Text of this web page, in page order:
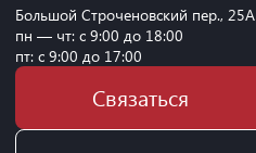
Большой Строченовский пер., 25А
пн — чт: с 9:00 до 18:00
пт: с 9:00 до 17:00
Связаться